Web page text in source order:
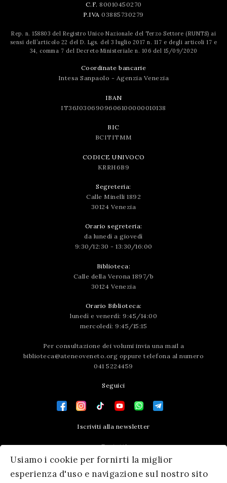
Usiamo i cookie per fornirti la miglior
esperienza d'uso e navigazione sul nostro sito
C.F. 80010450270
P.IVA 03885730279
Rep. n. 158803 del Registro Unico Nazionale del Terzo Settore (RUNTS) ai
sensi dell’articolo 22 del D. Lgs. del 3 luglio 2017 n. 117 e degli articoli 17 e
34, comma 7 del Decreto Ministeriale n. 106 del 15/09/2020
Coordinate bancarie
Intesa Sanpaolo - Agenzia Venezia
IBAN
IT36J0306909606100000010138
BIC
BCITITMM
CODICE UNIVOCO
KRRH6B9
Segreteria:
Calle Minelli 1892
30124 Venezia
Orario segreteria:
da lunedì a giovedì
9:30/12:30 - 13:30/16:00
Biblioteca:
Calle della Verona 1897/b
30124 Venezia
Orario Biblioteca:
lunedì e venerdì: 9:45/14:00
mercoledì: 9:45/15:15
Per consultazione dei volumi invia una mail a
biblioteca@ateneoveneto.org oppure telefona al numero
041 5224459
Seguici
Iscriviti alla newsletter
Contatti